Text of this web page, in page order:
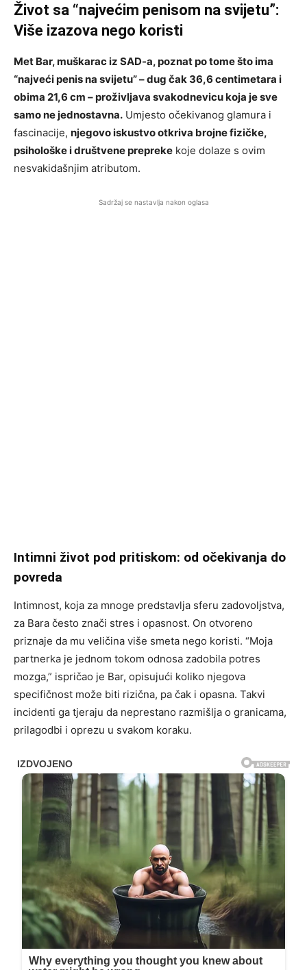
Život sa “najvećim penisom na svijetu”:
Više izazova nego koristi
Met Bar, muškarac iz SAD-a, poznat po tome što ima
“najveći penis na svijetu” – dug čak 36,6 centimetara i
obima 21,6 cm – proživljava svakodnevicu koja je sve
samo ne jednostavna. Umjesto očekivanog glamura i
fascinacije, njegovo iskustvo otkriva brojne fizičke,
psihološke i društvene prepreke koje dolaze s ovim
nesvakidašnjim atributom.
Sadržaj se nastavlja nakon oglasa
Intimni život pod pritiskom: od očekivanja do
povreda
Intimnost, koja za mnoge predstavlja sferu zadovoljstva,
za Bara često znači stres i opasnost. On otvoreno
priznaje da mu veličina više smeta nego koristi. “Moja
partnerka je jednom tokom odnosa zadobila potres
mozga,” ispričao je Bar, opisujući koliko njegova
specifičnost može biti rizična, pa čak i opasna. Takvi
incidenti ga tjeraju da neprestano razmišlja o granicama,
prilagodbi i oprezu u svakom koraku.